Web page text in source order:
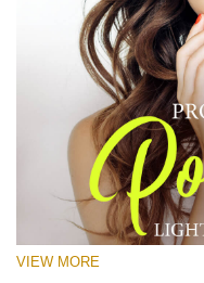
VIEW MORE